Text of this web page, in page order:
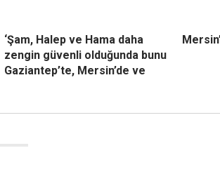
‘Şam, Halep ve Hama daha
zengin güvenli olduğunda bunu
Gaziantep’te, Mersin’de ve